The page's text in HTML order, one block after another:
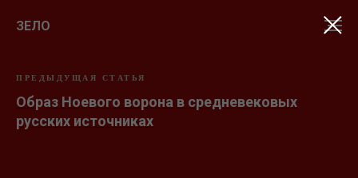
ЗЕЛО
ПРЕДЫДУЩАЯ СТАТЬЯ
Образ Ноевого ворона в средневековых
русских источниках